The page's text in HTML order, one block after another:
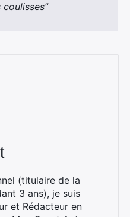
(titulaire de la
3 ans), je suis
et Rédacteur en